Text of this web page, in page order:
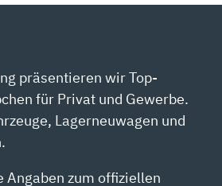
präsentieren wir Top-
für Privat und Gewerbe.
Lagerneuwagen und
Angaben zum offiziellen